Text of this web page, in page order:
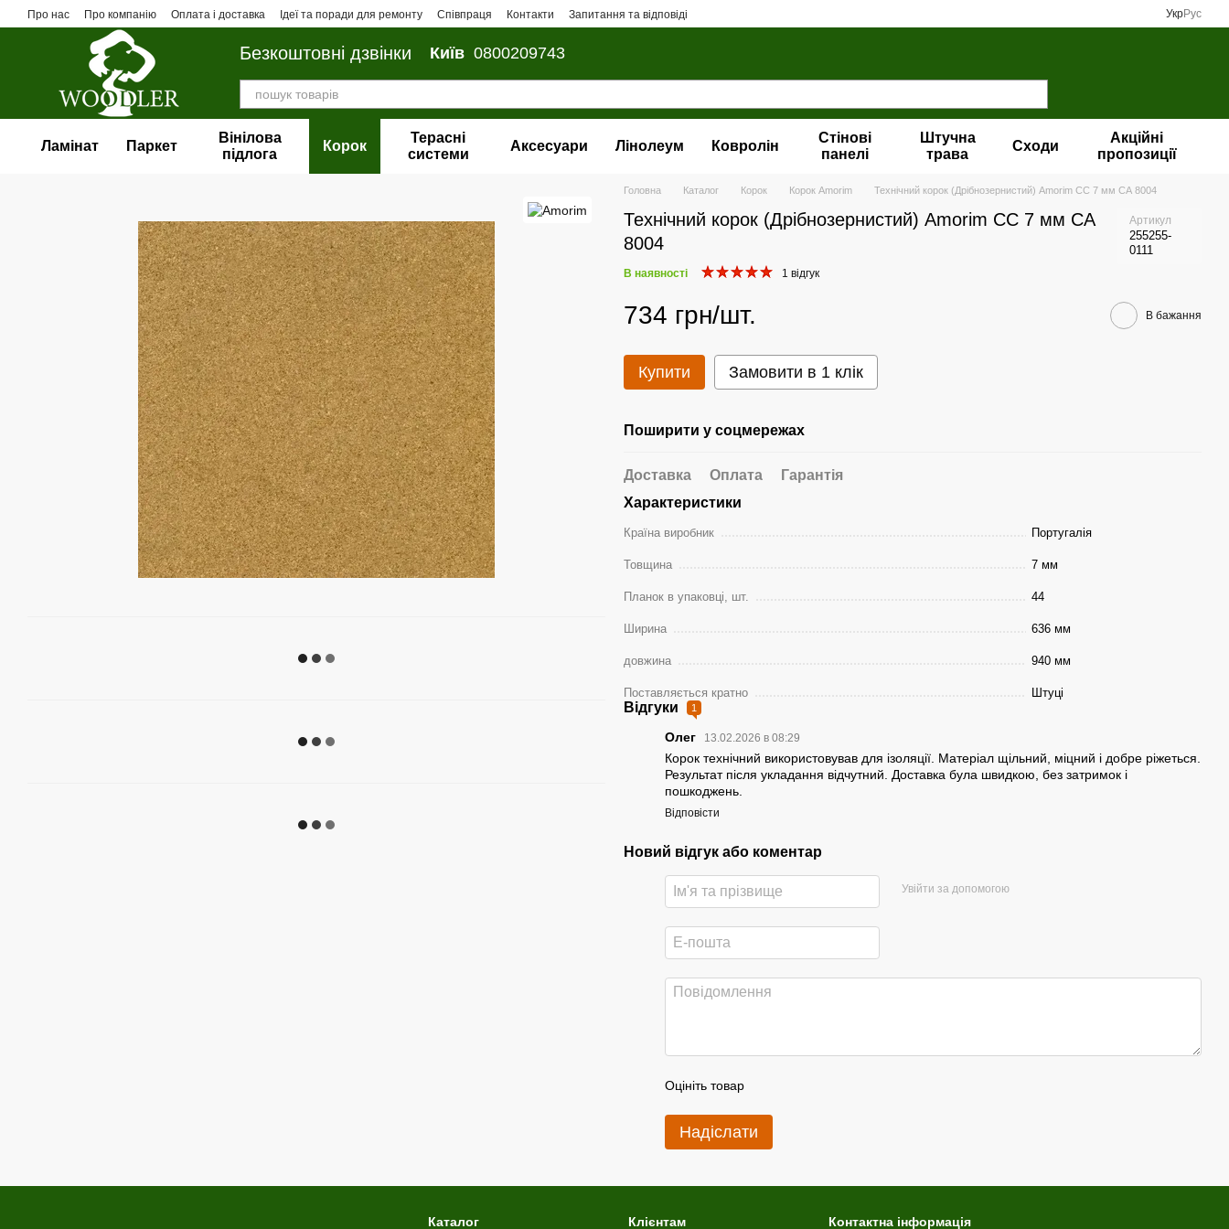
Перейти до основного контенту
Про нас Про компанію Оплата і доставка Ідеї та поради для ремонту Співпраця Контакти Запитання та відповіді УкрРус
Безкоштовні дзвінки Київ 0800209743
Ламінат Паркет
Вінілова
пiдлога
Корок
Терасні
системи
Аксесуари Лінолеум Ковролін
Стінові
панелі
Штучна
трава
Сходи
Акційні
пропозиції
Головна Каталог Корок Корок Amorim Технічний корок (Дрібнозернистий) Amorim CC 7 мм СА 8004
Технічний корок (Дрібнозернистий) Amorim CC 7 мм СА
8004
Артикул
255255-
0111
В наявності 1 відгук
734 грн/шт. В бажання
Купити Замовити в 1 клік
Поширити у соцмережах
Доставка Оплата
Гарантія
Характеристики
Країна виробник Португалія
Товщина 7 мм
Планок в упаковці, шт. 44
Ширина 636 мм
довжина 940 мм
Поставляється кратно Штуці
Відгуки 1
Олег 13.02.2026 в 08:29
Корок технічний використовував для ізоляції. Матеріал щільний, міцний і добре ріжеться.
Результат після укладання відчутний. Доставка була швидкою, без затримок і
пошкоджень.
Відповісти
Новий відгук або коментар
Увійти за допомогою
Оцініть товар
Надіслати
Каталог Клієнтам Контактна інформація